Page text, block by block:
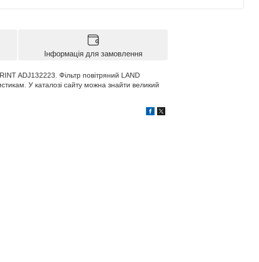
Інформація для замовлення
ADJ132223. Фільтр повітряний LAND
У каталозі сайту можна знайти великий